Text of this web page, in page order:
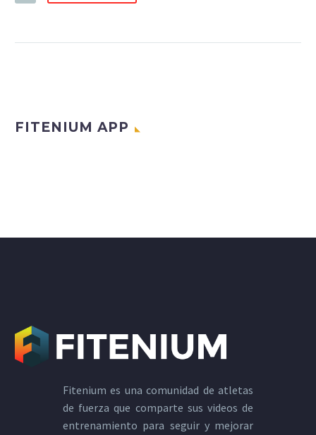
FITENIUM APP
Fitenium es una comunidad de atletas
de fuerza que comparte sus videos de
entrenamiento para seguir y mejorar